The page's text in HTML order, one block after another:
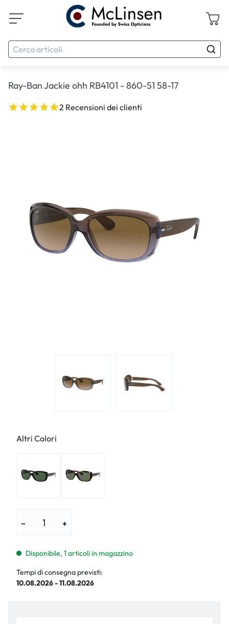
Ray-Ban Jackie ohh RB4101 - 860-51 58-17
2 Recensioni dei clienti
Altri Colori
− +
Disponibile, 1 articoli in magazzino
Tempi di consegna previsti:
10.08.2026 - 11.08.2026